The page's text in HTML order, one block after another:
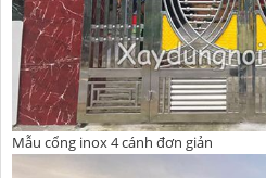
Mẫu cổng inox 4 cánh đơn giản